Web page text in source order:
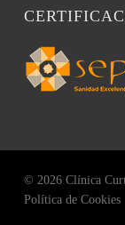
© 2026 Clínica
Política de Cookies